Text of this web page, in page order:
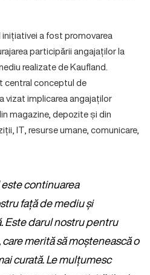
a fost promovarea
participării angajaților la
realizate de Kaufland.
central conceptul de
vizat implicarea angajaților
magazine, depozite și din
IT, resurse umane, comunicare,
continuarea
față de mediu și
Este darul nostru pentru
merită să moștenească o
curată. Le mulțumesc